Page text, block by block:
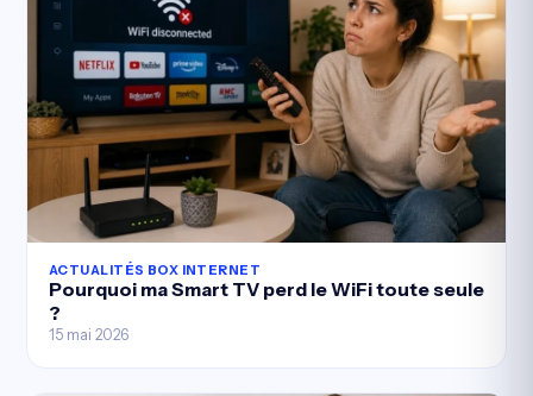
ACTUALITÉS BOX INTERNET
Pourquoi ma Smart TV perd le WiFi toute seule
?
15 mai 2026